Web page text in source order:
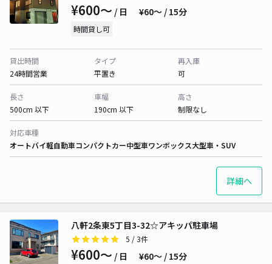
¥600〜 / 日 ¥60〜 / 15分
時間貸し可
貸出時間
24時間営業
タイプ
平置き
再入庫
可
長さ
500cm 以下
車幅
190cm 以下
高さ
制限なし
対応車種
オートバイ軽自動車コンパクトカー中型車ワンボックス大型車・SUV
詳細へ
八軒2条東5丁目3-32☆アキッパ駐車場
5 / 3件
¥600〜 / 日 ¥60〜 / 15分